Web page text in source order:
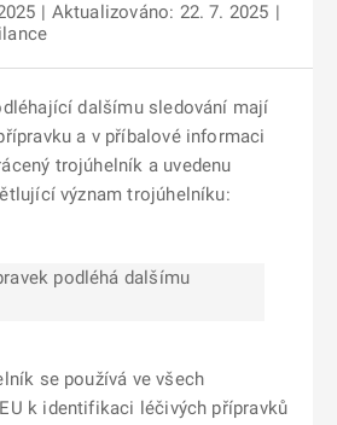
| Aktualizováno: 22. 7. 2025 |
dalšímu sledování mají
a v příbalové informaci
trojúhelník a uvedenu
význam trojúhelníku:
podléhá dalšímu
se používá ve všech
k identifikaci léčivých přípravků